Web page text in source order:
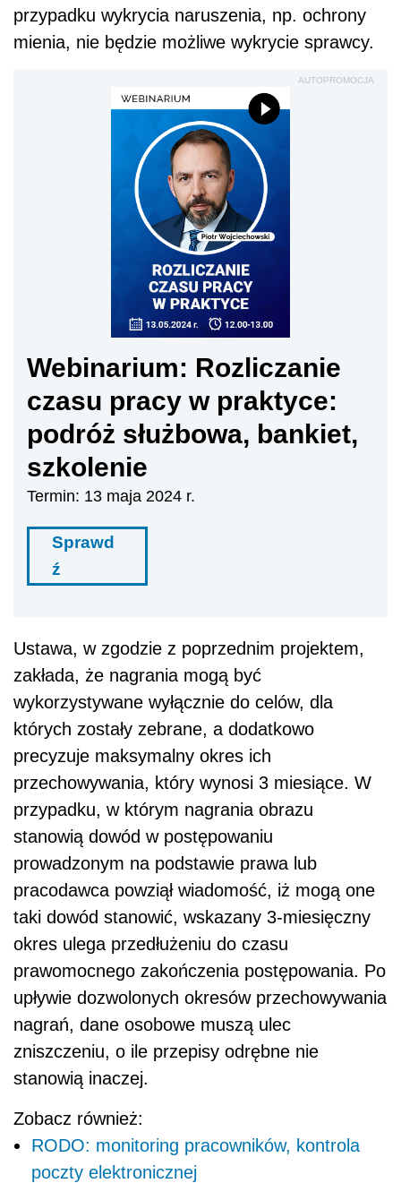
przypadku wykrycia naruszenia, np. ochrony
mienia, nie będzie możliwe wykrycie sprawcy.
AUTOPROMOCJA
Webinarium: Rozliczanie
czasu pracy w praktyce:
podróż służbowa, bankiet,
szkolenie
Termin: 13 maja 2024 r.
Sprawd
ź
Ustawa, w zgodzie z poprzednim projektem,
zakłada, że nagrania mogą być
wykorzystywane wyłącznie do celów, dla
których zostały zebrane, a dodatkowo
precyzuje maksymalny okres ich
przechowywania, który wynosi 3 miesiące. W
przypadku, w którym nagrania obrazu
stanowią dowód w postępowaniu
prowadzonym na podstawie prawa lub
pracodawca powziął wiadomość, iż mogą one
taki dowód stanowić, wskazany 3-miesięczny
okres ulega przedłużeniu do czasu
prawomocnego zakończenia postępowania. Po
upływie dozwolonych okresów przechowywania
nagrań, dane osobowe muszą ulec
zniszczeniu, o ile przepisy odrębne nie
stanowią inaczej.
Zobacz również:
RODO: monitoring pracowników, kontrola
poczty elektronicznej